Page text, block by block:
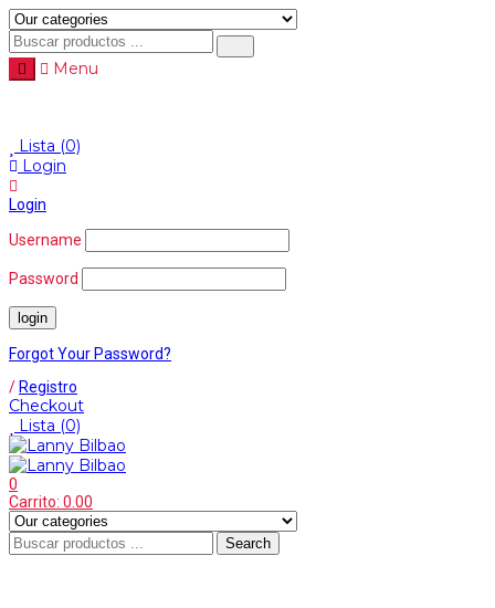
Menu
Lista (0)
Login
Login
Username
Password
Forgot Your Password?
/ Registro
Checkout
Lista (0)
0
Carrito: 0.00
Search